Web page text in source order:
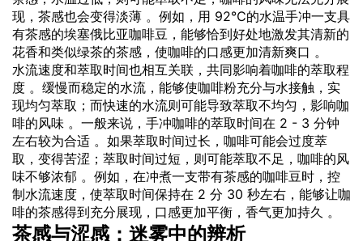
现，茶感也会变得淡薄 。例如，用 92℃的水温手冲一支具
有茶感的埃塞俄比亚咖啡豆，能够恰到好处地激发其清新的
花香和类似绿茶的茶感，使咖啡的口感更加清新爽口 。
水流速度和萃取时间也相互关联，共同影响着咖啡的萃取程
度 。缓慢而稳定的水流，能够使咖啡粉充分与水接触，实
现均匀萃取；而快速的水流则可能导致萃取不均匀，影响咖
啡的风味 。一般来说，手冲咖啡的萃取时间在 2 - 3 分钟
左右较为合适 。如果萃取时间过长，咖啡可能会过度萃
取，变得苦涩；萃取时间过短，则可能萃取不足，咖啡的风
味不够浓郁 。例如，在冲煮一支带有茶感的咖啡豆时，控
制水流速度，使萃取时间保持在 2 分 30 秒左右，能够让咖
啡的茶感得到充分展现，口感更加平衡，香气更加持久 。
茶感与涩感：迷雾中的辨析